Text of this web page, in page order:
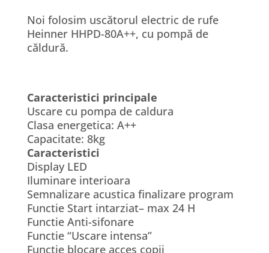
Noi folosim uscătorul electric de rufe
Heinner HHPD-80A++, cu pompă de
căldură.
Caracteristici principale
Uscare cu pompa de caldura
Clasa energetica: A++
Capacitate: 8kg
Caracteristici
Display LED
Iluminare interioara
Semnalizare acustica finalizare program
Functie Start intarziat– max 24 H
Functie Anti-sifonare
Functie “Uscare intensa”
Functie blocare acces copii